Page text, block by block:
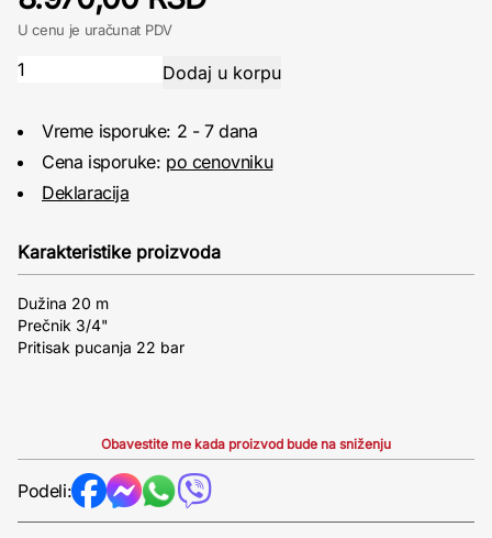
U cenu je uračunat PDV
Vreme isporuke: 2 - 7 dana
Cena isporuke: po cenovniku
Deklaracija
Karakteristike proizvoda
Dužina 20 m
Prečnik 3/4"
Pritisak pucanja 22 bar
Obavestite me kada proizvod bude na sniženju
Podeli: